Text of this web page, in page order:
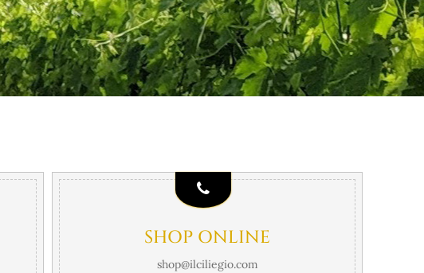
SHOP ONLINE
shop@ilciliegio.com